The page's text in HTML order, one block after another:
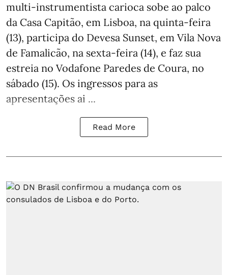
multi-instrumentista carioca sobe ao palco
da Casa Capitão, em Lisboa, na quinta-feira
(13), participa do Devesa Sunset, em Vila Nova
de Famalicão, na sexta-feira (14), e faz sua
estreia no Vodafone Paredes de Coura, no
sábado (15). Os ingressos para as
apresentações ai ...
Read More